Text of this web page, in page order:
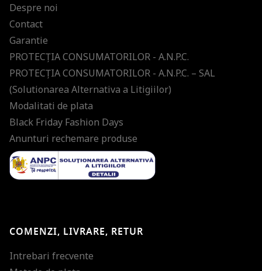
Despre noi
Contact
Garantie
PROTECŢIA CONSUMATORILOR - A.N.P.C.
PROTECŢIA CONSUMATORILOR - A.N.P.C. – SAL
(Solutionarea Alternativa a Litigiilor)
Modalitati de plata
Black Friday Fashion Days
Anunturi rechemare produse
COMENZI, LIVRARE, RETUR
Intrebari frecvente